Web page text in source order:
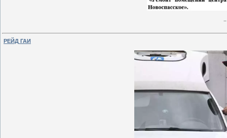
РЕЙД ГАИ